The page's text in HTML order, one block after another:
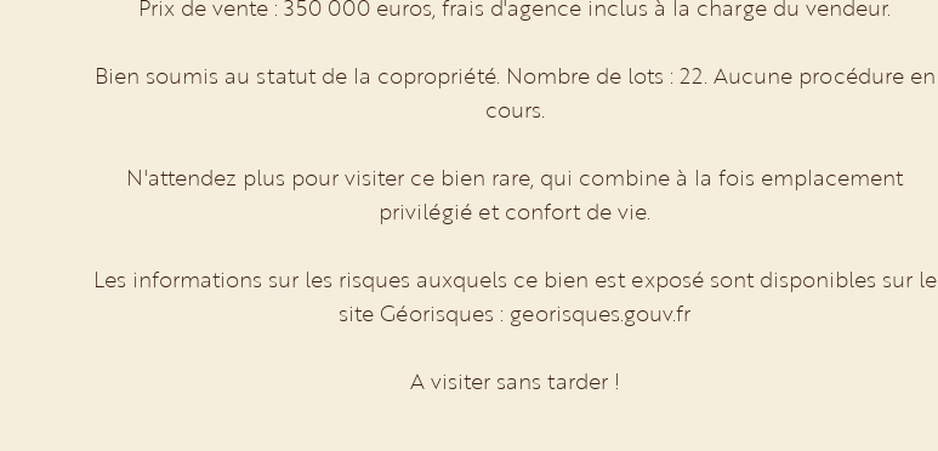
Prix de vente : 350 000 euros, frais d'agence inclus à la charge du vendeur.
Bien soumis au statut de la copropriété. Nombre de lots : 22. Aucune procédure en
cours.
N'attendez plus pour visiter ce bien rare, qui combine à la fois emplacement
privilégié et confort de vie.
Les informations sur les risques auxquels ce bien est exposé sont disponibles sur le
site Géorisques : georisques.gouv.fr
A visiter sans tarder !